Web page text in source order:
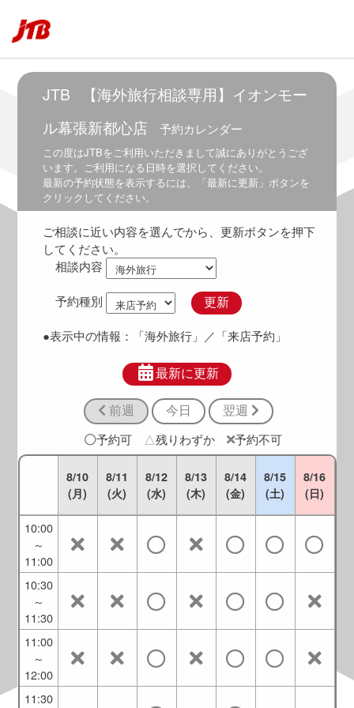
JTB
【海外旅行相談専用】イオンモー
ル幕張新都心店 予約カレンダー
この度はJTBをご利用いただきまして誠にありがとうござ
います。ご利用になる日時を選択してください。
最新の予約状態を表示するには、「最新に更新」ボタンを
クリックしてください。
ご相談に近い内容を選んでから、更新ボタンを押下
してください。
相談内容
予約種別 更新
●表示中の情報： 「海外旅行」 ／「来店予約」
最新に更新
前週 今日 翌週
予約可 △残りわずか 予約不可
8/10
(月)
8/11
(火)
8/12
(水)
8/13
(木)
8/14
(金)
8/15
(土)
8/16
(日)
5:30
～
6:00
7:00
6:30
7:30
7:00
7:30
9:00
10:00
～
11:00
10:30
～
11:30
11:00
～
12:00
11:30